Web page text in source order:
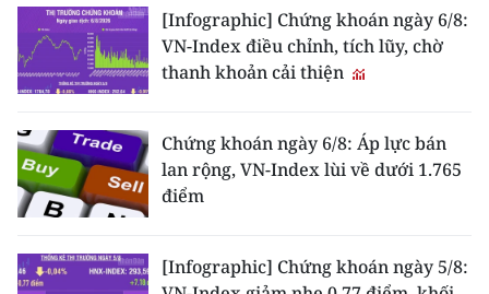
THẾ GIỚI
GIÁO DỤC
Y TẾ
KHOA HỌC - CÔNG NGHỆ
[Infographic] Chứng khoán ngày 6/8:
VN-Index điều chỉnh, tích lũy, chờ
thanh khoản cải thiện
Chứng khoán ngày 6/8: Áp lực bán
lan rộng, VN-Index lùi về dưới 1.765
điểm
[Infographic] Chứng khoán ngày 5/8: